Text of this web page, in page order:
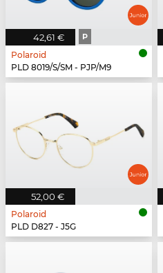
42,61 € P
Polaroid
PLD 8019/S/SM - PJP/M9
52,00 €
Polaroid
PLD D827 - J5G